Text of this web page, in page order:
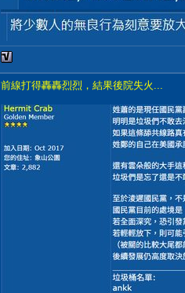
前線打得轟轟烈烈，結果後院失火...